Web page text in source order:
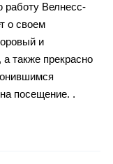
работу Велнесс-
о своем
и
также прекрасно
посещение. .